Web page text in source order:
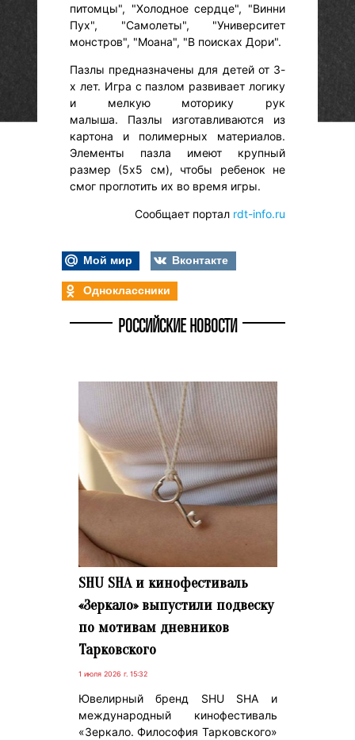
питомцы", "Холодное сердце", "Винни
Пух", "Самолеты", "Университет
монстров", "Моана", "В поисках Дори".
Пазлы предназначены для детей от 3-
х лет. Игра с пазлом развивает логику
и мелкую моторику рук
малыша. Пазлы изготавливаются из
картона и полимерных материалов.
Элементы пазла имеют крупный
размер (5х5 см), чтобы ребенок не
смог проглотить их во время игры.
Сообщает портал rdt-info.ru
Мой мир
Вконтакте
Одноклассники
РОССИЙСКИЕ НОВОСТИ
SHU SHA и кинофестиваль
«Зеркало» выпустили подвеску
по мотивам дневников
Тарковского
1 июля 2026 г. 15:32
Ювелирный бренд SHU SHA и
международный кинофестиваль
«Зеркало. Философия Тарковского»